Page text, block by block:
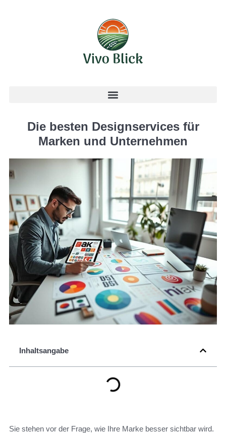
Die besten Designservices für
Marken und Unternehmen
Inhaltsangabe
Sie stehen vor der Frage, wie Ihre Marke besser sichtbar wird.